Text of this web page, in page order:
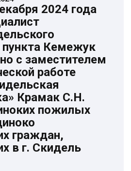
2024 года
пункта Кемежук
с заместителем
работе
Крамак С.Н.
пожилых
граждан,
в г. Скидель